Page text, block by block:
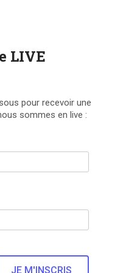
LIVE
pour recevoir une
sommes en live :